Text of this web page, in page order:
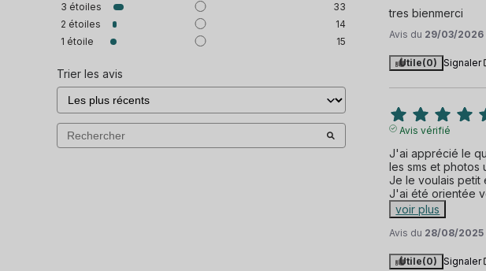
3 étoiles
33
2 étoiles
14
1 étoile 15
Trier les avis
tres bienmerci
Avis du 29/03/2026
Utile(0) Signaler
Avis vérifié
J'ai apprécié le
les sms et photos
Je le voulais petit
J'ai été orientée
voir plus
Avis du 28/08/2025
Utile(0) Signaler